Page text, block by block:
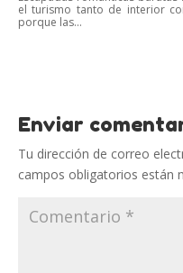
el turismo tanto de interior
porque las...
Enviar
Tu dirección de correo
campos obligatorios están